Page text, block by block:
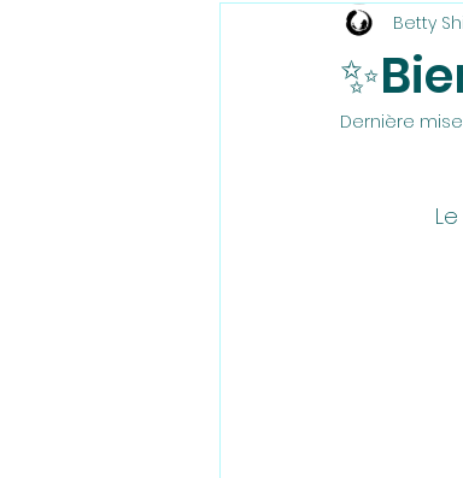
Prendre soin àBetty
Dernière